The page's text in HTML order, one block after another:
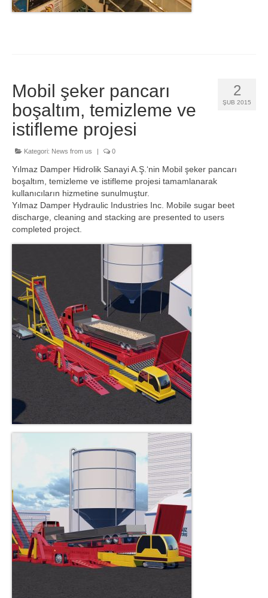
2
ŞUB 2015
Mobil şeker pancarı
boşaltım, temizleme ve
istifleme projesi
Kategori: News from us | 0
Yılmaz Damper Hidrolik Sanayi A.Ş.‘nin Mobil şeker pancarı
boşaltım, temizleme ve istifleme projesi tamamlanarak
kullanıcıların hizmetine sunulmuştur.
Yılmaz Damper Hydraulic Industries Inc. Mobile sugar beet
discharge, cleaning and stacking are presented to users
completed project.